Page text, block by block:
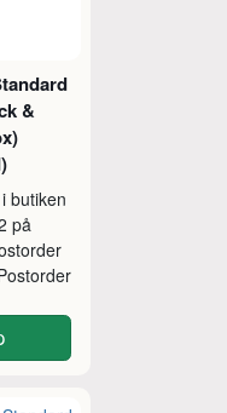
&
butiken
på